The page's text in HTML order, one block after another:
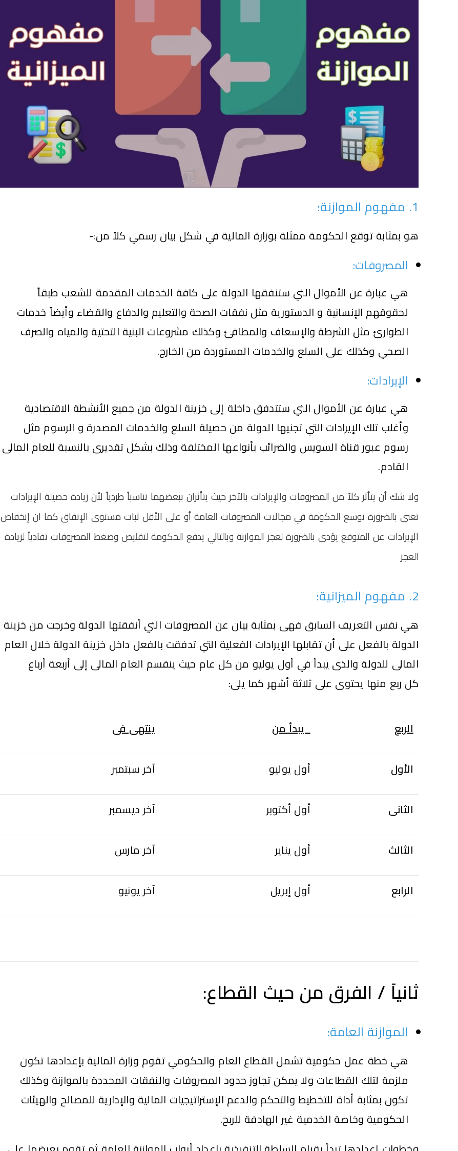
1. مفهوم الموازنة:
هو بمثابة توقع الحكومة ممثلة بوزارة المالية في شكل بيان رسمي كلاً من:-
المصروفات:
هي عبارة عن الأموال التي ستنفقها الدولة على كافة الخدمات المقدمة للشعب طبقاً
لحقوقهم الإنسانية و الدستورية مثل نفقات الصحة والتعليم والدفاع والقضاء وأيضاً خدمات
الطوارئ مثل الشرطة والإسعاف والمطافئ وكذلك مشروعات البنية التحتية والمياه والصرف
الصحي وكذلك على السلع والخدمات المستوردة من الخارج.
الإيرادات:
هي عبارة عن الأموال التي ستتدفق داخلة إلى خزينة الدولة من جميع الأنشطة الاقتصادية
وأغلب تلك الإيرادات التي تجنيها الدولة من حصيلة السلع والخدمات المصدرة و الرسوم مثل
رسوم عبور قناة السويس والضرائب بأنواعها المختلفة وذلك بشكل تقديرى بالنسبة للعام المالى
القادم.
ولا شك أن يتأثر كلاً من المصروفات والإيرادات بالآخر حيث يتأثران ببعضهما تناسباً طردياً لأن زيادة حصيلة الإيرادات
تعنى بالضرورة توسع الحكومة في مجالات المصروفات العامة أو على الأقل ثبات مستوى الإنفاق كما ان إنخفاض
الإيرادات عن المتوقع يؤدى بالضرورة لعجز الموازنة وبالتالي يدفع الحكومة لتقليص وضغط المصروفات تفادياً لزيادة
العجز
2. مفهوم الميزانية:
هي نفس التعريف السابق فهى بمثابة بيان عن المصروفات التي أنفقتها الدولة وخرجت من خزينة
الدولة بالفعل على أن تقابلها الإيرادات الفعلية التي تدفقت بالفعل داخل خزينة الدولة خلال العام
المالى للدولة والذى يبدأ في أول يوليو من كل عام حيث ينقسم العام المالى إلى أربعة أرباع
كل ربع منها يحتوى على ثلاثة أشهر كما يلى:
الربع يبدأ من ينتهى فى
الأول أول يوليو آخر سبتمبر
الثانى أول أكتوبر آخر ديسمبر
الثالث أول يناير آخر مارس
الرابع أول إبريل آخر يونيو
ثانياً / الفرق من حيث القطاع:
الموازنة العامة:
هي خطة عمل حكومية تشمل القطاع العام والحكوميتقوم وزارة المالية بإعدادها تكون
ملزمة لتلك القطاعات ولا يمكن تجاوز حدود المصروفات والنفقات المحددة بالموازنة وكذلك
تكون بمثابة أداة للتخطيط والتحكم والدعم الإستراتيجيات المالية والإدارية للمصالح والهيئات
الحكومية وخاصة الخدمية غير الهادفة للربح.